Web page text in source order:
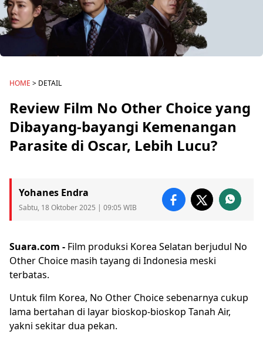
HOME > DETAIL
Review Film No Other Choice yang
Dibayang-bayangi Kemenangan
Parasite di Oscar, Lebih Lucu?
Yohanes Endra
Sabtu, 18 Oktober 2025 | 09:05 WIB
Suara.com - Film produksi Korea Selatan berjudul No
Other Choice masih tayang di Indonesia meski
terbatas.
Untuk film Korea, No Other Choice sebenarnya cukup
lama bertahan di layar bioskop-bioskop Tanah Air,
yakni sekitar dua pekan.